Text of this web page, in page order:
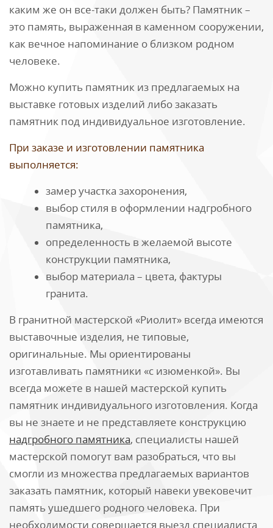
каким же он все-таки должен быть? Памятник –
это память, выраженная в каменном сооружении,
как вечное напоминание о близком родном
человеке.
Можно купить памятник из предлагаемых на
выставке готовых изделий либо заказать
памятник под индивидуальное изготовление.
При заказе и изготовлении памятника
выполняется:
замер участка захоронения,
выбор стиля в оформлении надгробного
памятника,
определенность в желаемой высоте
конструкции памятника,
выбор материала – цвета, фактуры
гранита.
В гранитной мастерской «Риолит» всегда имеются
выставочные изделия, не типовые,
оригинальные. Мы ориентированы
изготавливать памятники «с изюменкой». Вы
всегда можете в нашей мастерской купить
памятник индивидуального изготовления. Когда
вы не знаете и не представляете конструкцию
надгробного памятника, специалисты нашей
мастерской помогут вам разобраться, что вы
смогли из множества предлагаемых вариантов
заказать памятник, который навеки увековечит
память ушедшего родного человека. При
необходимости совершается выезд специалиста